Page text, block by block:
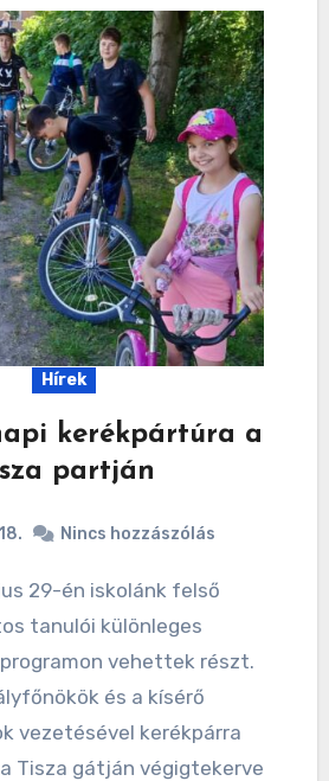
Hírek
kerékpártúra a
partján
Nincs hozzászólás
tanulói különleges
vehettek részt.
és a kísérő
vezetésével kerékpárra
Tisza gátján végigtekerve